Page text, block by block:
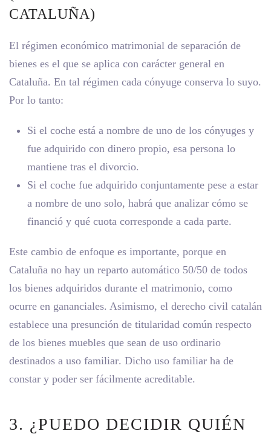
CATALUÑA)
El régimen económico matrimonial de separación de
bienes es el que se aplica con carácter general en
Cataluña. En tal régimen cada cónyuge conserva lo suyo.
Por lo tanto:
Si el coche está a nombre de uno de los cónyuges y
fue adquirido con dinero propio, esa persona lo
mantiene tras el divorcio.
Si el coche fue adquirido conjuntamente pese a estar
a nombre de uno solo, habrá que analizar cómo se
financió y qué cuota corresponde a cada parte.
Este cambio de enfoque es importante, porque en
Cataluña no hay un reparto automático 50/50 de todos
los bienes adquiridos durante el matrimonio, como
ocurre en gananciales. Asimismo, el derecho civil catalán
establece una presunción de titularidad común respecto
de los bienes muebles que sean de uso ordinario
destinados a uso familiar. Dicho uso familiar ha de
constar y poder ser fácilmente acreditable.
3. ¿PUEDO DECIDIR QUIÉN